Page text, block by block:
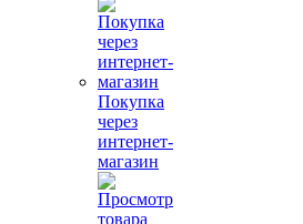
Покупка
через
интернет-
магазин